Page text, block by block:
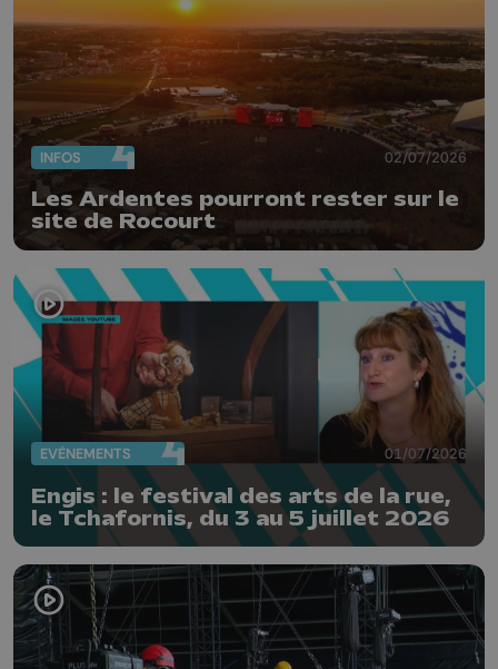
INFOS 02/07/2026
Les Ardentes pourront rester sur le
site de Rocourt
EVÈNEMENTS 01/07/2026
Engis : le festival des arts de la rue,
le Tchafornis, du 3 au 5 juillet 2026